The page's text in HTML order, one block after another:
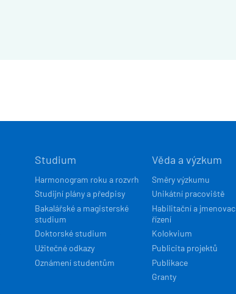
Studium
Harmonogram roku a rozvrh
Studijní plány a předpisy
Bakalářské a magisterské
studium
Doktorské studium
Užitečné odkazy
Oznámení studentům
Věda a výzkum
Směry výzkumu
Unikátní pracoviště
Habilitační a
řízení
Kolokvium
Publicita projektů
Publikace
Granty